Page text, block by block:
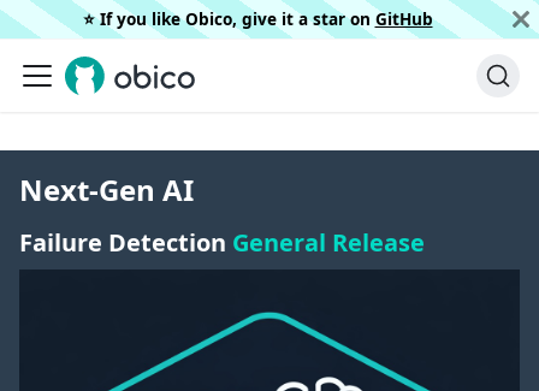
⭐️ If you like Obico, give it a star on GitHub
Next-Gen AI
Failure Detection General Release